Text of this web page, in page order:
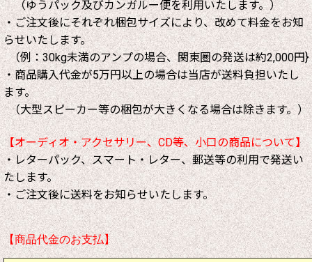
（ゆうパック及びカンガルー便を利用いたします。）
・ご注文後にそれぞれ梱包サイズにより、改めて料金をお知
らせいたします。
（例：30kg未満のアンプの場合、関東圏の発送は約2,000円}
・商品購入代金が5万円以上の場合は当店が送料負担いたし
ます。
（大型スピーカー等の梱包が大きくなる場合は除きます。）
【オーディオ・アクセサリー、CD等、小口の商品について】
・レターパック、スマート・レター、郵送等の利用で発送い
たします。
・ご注文後に送料をお知らせいたします。
【商品代金のお支払】